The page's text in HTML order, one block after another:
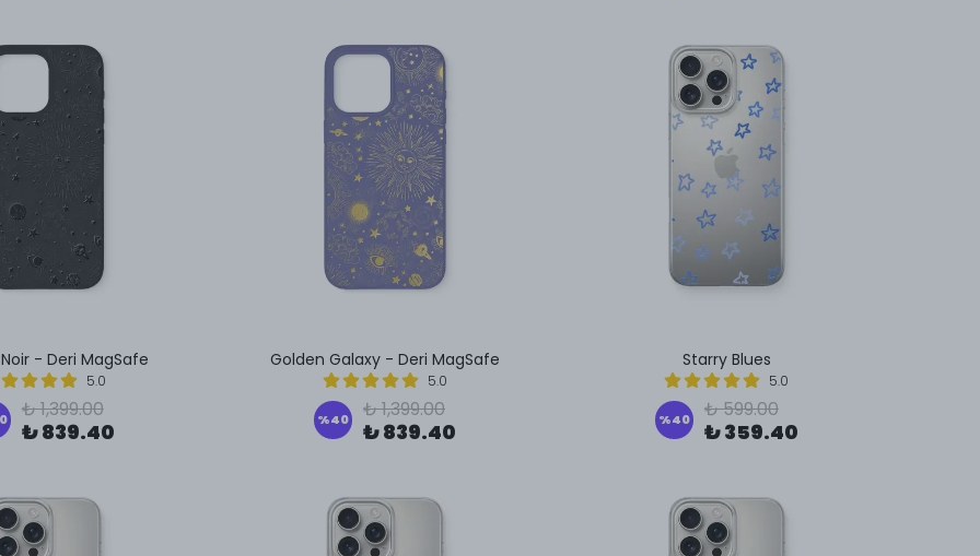
- Deri MagSafe
5.0
₺ 1,399.00
₺ 839.40
Golden Galaxy - Deri MagSafe
5.0
%40 ₺ 1,399.00
₺ 839.40
Starry Blues
5.0
%40 ₺ 599.00
₺ 359.40